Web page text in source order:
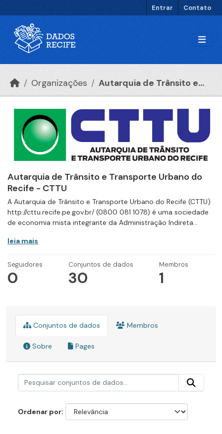
Entrar Contato
Organizações Autarquia de Trânsito e...
Autarquia de Trânsito e Transporte Urbano do
Recife - CTTU
A Autarquia de Trânsito e Transporte Urbano do Recife (CTTU)
http://cttu.recife.pe.gov.br/ (0800 081 1078) é uma sociedade
de economia mista integrante da Administração Indireta...
leia mais
Seguidores
0
Conjuntos de dados
30
Membros
1
Conjuntos de dados Membros
Sobre Pages
Ordenar por